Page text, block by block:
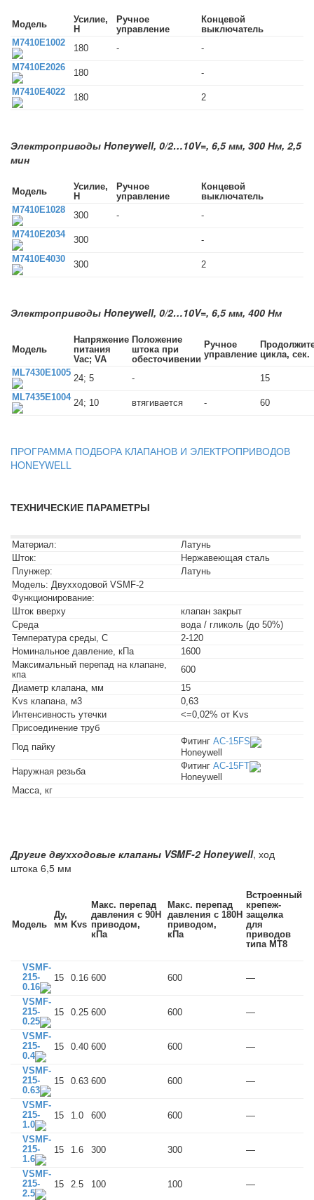
Модель
Усилие,
Н
Ручное
управление
Концевой
выключатель
M7410E1002
180 -
-
M7410E2026
180
-
M7410E4022
180 2
Электроприводы Honeywell, 0/2…10V=, 6,5 мм, 300 Нм, 2,5
мин
Модель
Усилие,
Н
Ручное
управление
Концевой
выключатель
M7410E1028
300 -
-
M7410E2034
300
-
M7410E4030
300 2
Электроприводы Honeywell, 0/2…10V=, 6,5 мм, 400 Нм
Модель
Напряжение
питания
Vac; VA
Положение
штока при
обесточивении
Ручное
управление цикла, сек.
ML7430E1005
24; 5 -
15
ML7435E1004
24; 10 втягивается - 60
ПРОГРАММА ПОДБОРА КЛАПАНОВ И ЭЛЕКТРОПРИВОДОВ
HONEYWELL
ТЕХНИЧЕСКИЕ ПАРАМЕТРЫ
Материал:
Латунь
Шток:
Нержавеющая сталь
Плунжер:
Латунь
Модель: Двухходовой VSMF-2
Функционирование:
Шток вверху
клапан закрыт
Среда
вода / гликоль (до 50%)
Температура среды, C
2-120
Номинальное давление, кПа
1600
Максимальный перепад на клапане,
кпа
600
Диаметр клапана, мм
15
Kvs клапана, м3
0,63
Интенсивность утечки
<=0,02% от Kvs
Присоединение труб
Под пайку
Фитинг AC-15FS
Honeywell
Наружная резьба
Фитинг AC-15FT
Honeywell
Масса, кг
Другие двухходовые клапаны VSMF-2 Honeywell, ход
штока 6,5 мм
Модель
Ду,
мм Kvs
Макс. перепад
давления с 90Н
приводом,
кПа
Макс. перепад
давления с 180Н
приводом,
кПа
Встроенный
крепеж-
защелка
для
приводов
типа MT8
VSMF-
215-
0.16
15 0.16 600 600 —
VSMF-
215-
0.25
15 0.25 600 600 —
VSMF-
215-
0.4
15 0.40 600 600 —
VSMF-
215-
0.63
15 0.63 600 600 —
VSMF-
215-
1.0
15 1.0 600 600 —
VSMF-
215-
1.6
15 1.6 300 300 —
VSMF-
215-
2.5
15 2.5 100 100 —